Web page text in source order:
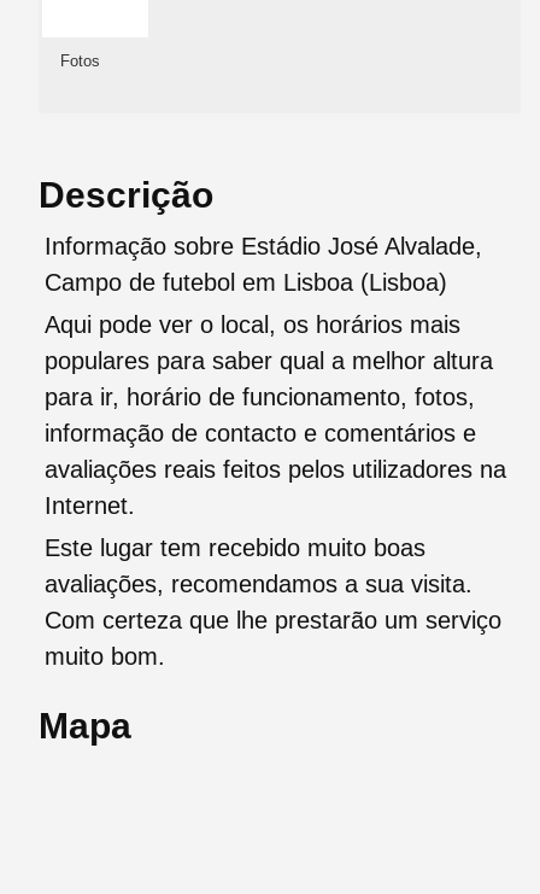
Fotos
Descrição
Informação sobre Estádio José Alvalade,
Campo de futebol em Lisboa (Lisboa)
Aqui pode ver o local, os horários mais
populares para saber qual a melhor altura
para ir, horário de funcionamento, fotos,
informação de contacto e comentários e
avaliações reais feitos pelos utilizadores na
Internet.
Este lugar tem recebido muito boas
avaliações, recomendamos a sua visita.
Com certeza que lhe prestarão um serviço
muito bom.
Mapa